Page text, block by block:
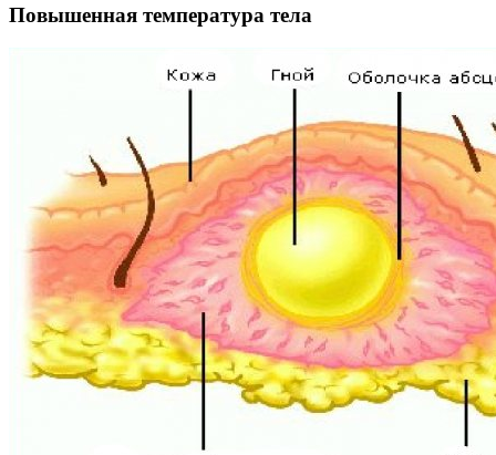
Повышенная температура тела